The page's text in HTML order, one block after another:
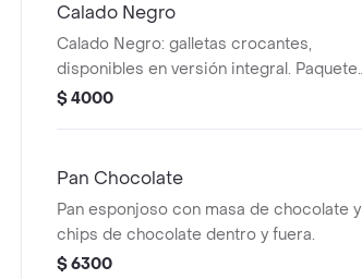
Calado Negro
Calado Negro: galletas crocantes,
disponibles en versión integral. Paquete
de 10 unidades.
$ 4000
Pan Chocolate
Pan esponjoso con masa de chocolate y
chips de chocolate dentro y fuera.
$ 6300